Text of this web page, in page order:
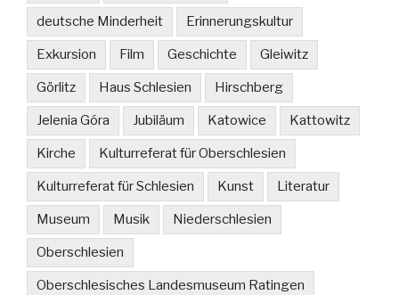
deutsche Minderheit Erinnerungskultur
Exkursion Film Geschichte Gleiwitz
Görlitz Haus Schlesien Hirschberg
Jelenia Góra Jubiläum Katowice Kattowitz
Kirche Kulturreferat für Oberschlesien
Kulturreferat für Schlesien Kunst Literatur
Museum Musik Niederschlesien
Oberschlesien
Oberschlesisches Landesmuseum Ratingen